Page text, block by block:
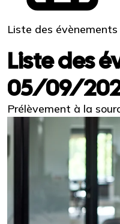
Liste des évènements
Liste des
05/09/
Prélèvement à la